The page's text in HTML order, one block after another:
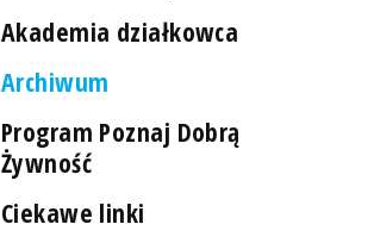
Akademia działkowca
Archiwum
Program Poznaj Dobrą
Żywność
Ciekawe linki